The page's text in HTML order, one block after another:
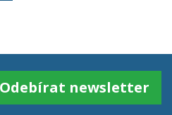
Odebírat newsletter